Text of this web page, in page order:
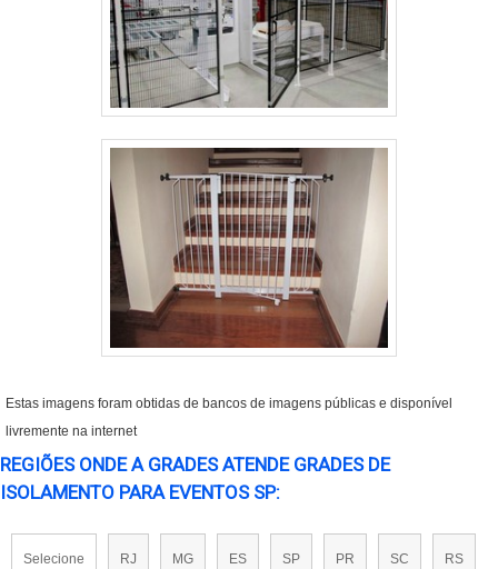
Estas imagens foram obtidas de bancos de imagens públicas e disponível
livremente na internet
REGIÕES ONDE A GRADES ATENDE GRADES DE
ISOLAMENTO PARA EVENTOS SP:
Selecione RJ MG ES SP PR SC RS